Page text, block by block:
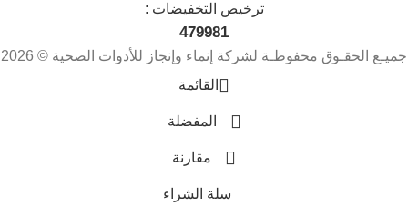
ترخيص التخفيضات :
479981
جميـع الحقـوق محفوظـة لشركة إنماء وإنجاز للأدوات الصحية © 2026
القائمة
المفضلة
مقارنة
سلة الشراء